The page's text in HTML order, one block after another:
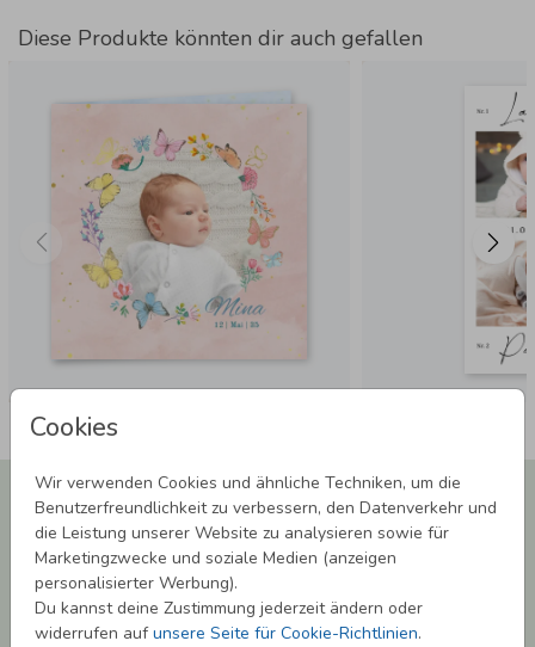
Cookies
Wir verwenden Cookies und ähnliche Techniken, um die
Benutzerfreundlichkeit zu verbessern, den Datenverkehr und
die Leistung unserer Website zu analysieren sowie für
Marketingzwecke und soziale Medien (anzeigen
personalisierter Werbung).
Du kannst deine Zustimmung jederzeit ändern oder
widerrufen aufunsere Seite für Cookie-Richtlinien.
Diese Produkte könnten dir auch gefallen
Newsletter abonnieren und 5,00 € Rabatt**
sichern!
Melde Dich zu unserem Newsletter an und bleibe auf dem
Laufenden.